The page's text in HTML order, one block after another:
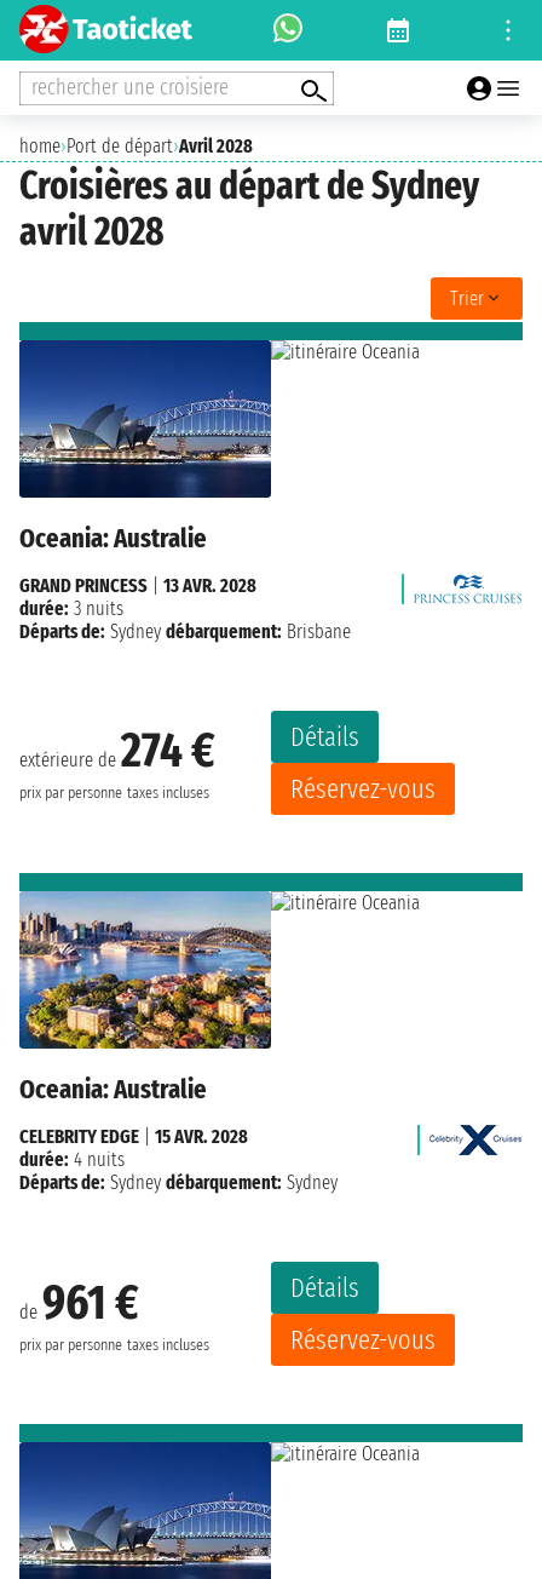
rechercher une croisiere
home›Port de départ›Avril 2028
Croisières au départ de Sydney
avril 2028
Trier
Oceania: Australie
extérieure de 274 €
prix par personne taxes incluses
Détails
Réservez-vous
GRAND PRINCESS
13 AVR. 2028
durée: 3 nuits
Départs de: Sydney débarquement: Brisbane
Oceania: Australie
de 961 €
prix par personne taxes incluses
Détails
Réservez-vous
CELEBRITY EDGE
15 AVR. 2028
durée: 4 nuits
Départs de: Sydney débarquement: Sydney